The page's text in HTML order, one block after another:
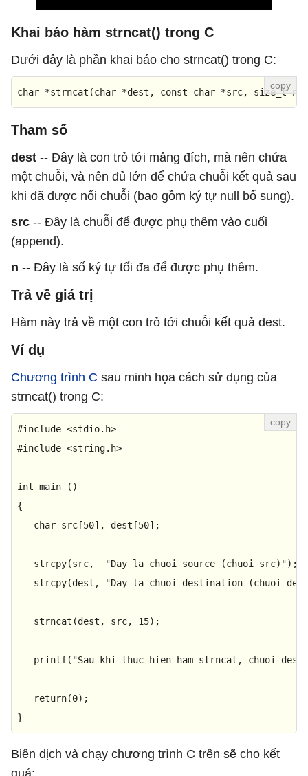
Khai báo hàm strncat() trong C
Dưới đây là phần khai báo cho strncat() trong C:
char *strncat (char *dest, const char *src, size_t n)
Tham số
dest -- Đây là con trỏ tới mảng đích, mà nên chứa
một chuỗi, và nên đủ lớn để chứa chuỗi kết quả sau
khi đã được nối chuỗi (bao gồm ký tự null bổ sung).
src -- Đây là chuỗi để được phụ thêm vào cuối
(append).
n -- Đây là số ký tự tối đa để được phụ thêm.
Trả về giá trị
Hàm này trả về một con trỏ tới chuỗi kết quả dest.
Ví dụ
Chương trình C sau minh họa cách sử dụng của
strncat() trong C:
#include <stdio.h>
#include <string.h>
int main
()
{
char src[50], dest[50];
strcpy(src, "Day la chuoi source (chuoi src)");
strcpy(dest, "Day la chuoi destination (chuoi
strncat (dest, src, 15);
printf( "Sau khi thuc hien ham strncat, chuoi dest
return(0);
}
Biên dịch và chạy chương trình C trên sẽ cho kết
quả: